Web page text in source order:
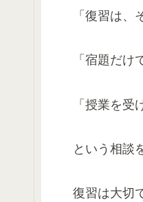
「復習は、
「宿題だけ
「授業を受
という相談
復習は大切